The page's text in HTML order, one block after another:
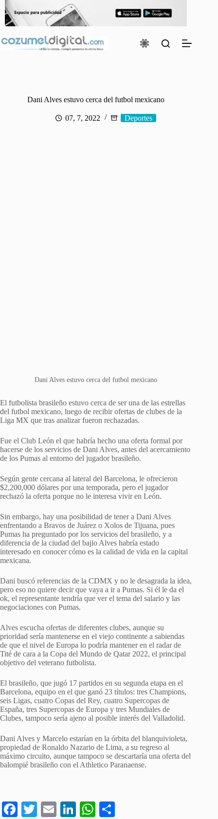
contenido
Dani Alves estuvo cerca del futbol mexicano
07, 7, 2022 Deportes
Dani Alves estuvo cerca del futbol mexicano
El futbolista brasileño estuvo cerca de ser una de las estrellas
del futbol mexicano, luego de recibir ofertas de clubes de la
Liga MX que tras analizar fueron rechazadas.
Fue el Club León el que habría hecho una oferta formal por
hacerse de los servicios de Dani Alves, antes del acercamiento
de los Pumas al entorno del jugador brasileño.
Según gente cercana al lateral del Barcelona, le ofrecieron
$2,200,000 dólares por una temporada, pero el jugador
rechazó la oferta porque no le interesa vivir en León.
Sin embargo, hay una posibilidad de tener a Dani Alves
enfrentando a Bravos de Juárez o Xolos de Tijuana, pues
Pumas ha preguntado por los servicios del brasileño, y a
diferencia de la ciudad del bajio Alves habría estado
interesado en conocer cómo es la calidad de vida en la capital
mexicana.
Dani buscó referencias de la CDMX y no le desagrada la idea,
pero eso no quiere decir que vaya a ir a Pumas. Si él le da el
ok, el representante tendría que ver el tema del salario y las
negociaciones con Pumas.
Alves escucha ofertas de diferentes clubes, aunque su
prioridad sería mantenerse en el viejo continente a sabiendas
de que el nivel de Europa lo podría mantener en el radar de
Tité de cara a la Copa del Mundo de Qatar 2022, el principal
objetivo del veterano futbolista.
El brasileño, que jugó 17 partidos en su segunda etapa en el
Barcelona, equipo en el que ganó 23 títulos: tres Champions,
seis Ligas, cuatro Copas del Rey, cuatro Supercopas de
España, tres Supercopas de Europa y tres Mundiales de
Clubes, tampoco sería ajeno al posible interés del Valladolid.
Dani Alves y Marcelo estarían en la órbita del blanquivioleta,
propiedad de Ronaldo Nazario de Lima, a su regreso al
máximo circuito, aunque tampoco se descartaría una oferta del
balompié brasileño con el Athletico Paranaense.
Fa T
E
Li
W